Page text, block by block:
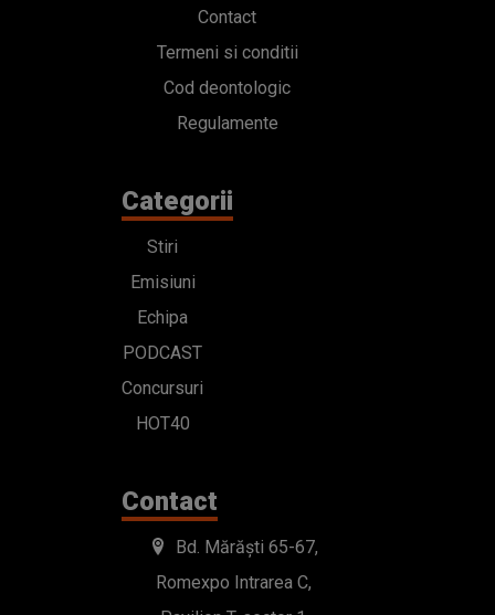
Contact
Termeni si conditii
Cod deontologic
Regulamente
Categorii
Stiri
Emisiuni
Echipa
PODCAST
Concursuri
HOT40
Contact
Bd. Mărăști 65-67,
Romexpo Intrarea C,